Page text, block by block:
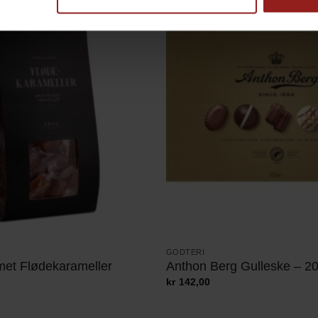
Flødekarameller
GODTERI
Anthon Berg Gulleske –
kr 142,00